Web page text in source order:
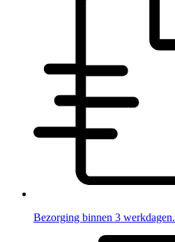
Bezorging binnen 3 werkdagen.